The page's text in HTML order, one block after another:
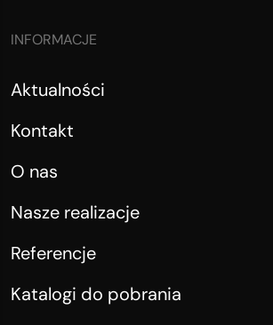
INFORMACJE
Aktualności
Kontakt
O nas
Nasze realizacje
Referencje
Katalogi do pobrania